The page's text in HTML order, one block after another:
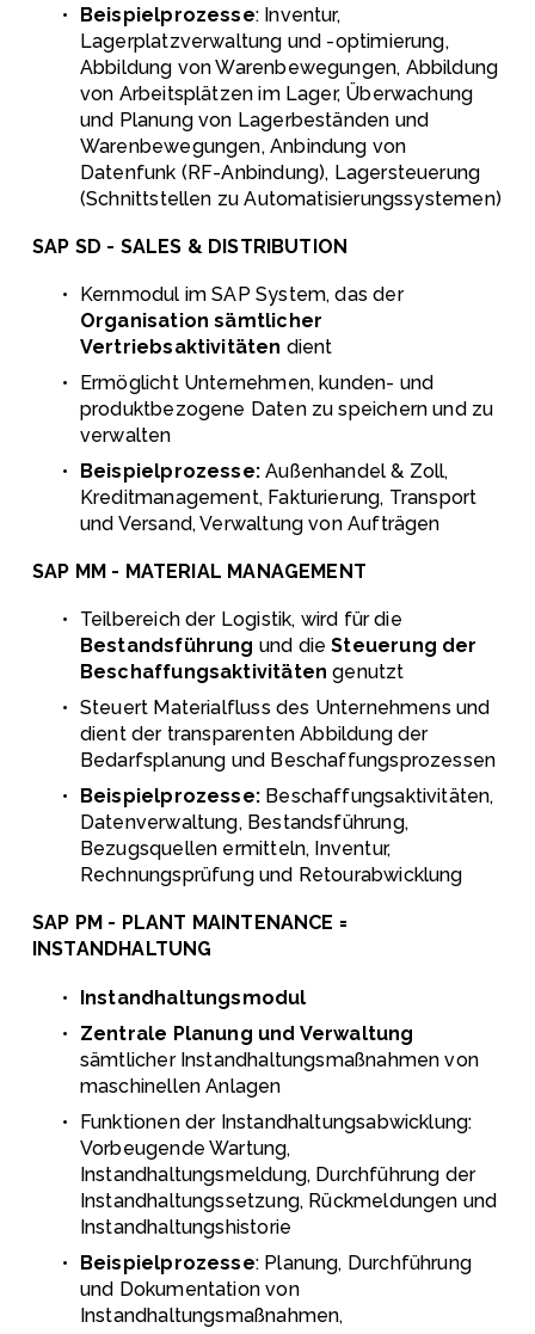
Beispielprozesse: Inventur,
Lagerplatzverwaltung und -optimierung,
Abbildung von Warenbewegungen, Abbildung
von Arbeitsplätzen im Lager, Überwachung
und Planung von Lagerbeständen und
Warenbewegungen, Anbindung von
Datenfunk (RF-Anbindung), Lagersteuerung
(Schnittstellen zu Automatisierungssystemen)
SAP SD - SALES & DISTRIBUTION
Kernmodul im SAP System, das der
Organisation sämtlicher
Vertriebsaktivitäten dient
Ermöglicht Unternehmen, kunden- und
produktbezogene Daten zu speichern und zu
verwalten
Beispielprozesse: Außenhandel & Zoll,
Kreditmanagement, Fakturierung, Transport
und Versand, Verwaltung von Aufträgen
SAP MM - MATERIAL MANAGEMENT
Bestandsführung und die Steuerung der
Beschaffungsaktivitäten genutzt
Steuert Materialfluss des Unternehmens und
dient der transparenten Abbildung der
Bedarfsplanung und Beschaffungsprozessen
Beispielprozesse: Beschaffungsaktivitäten,
Datenverwaltung, Bestandsführung,
Bezugsquellen ermitteln, Inventur,
Rechnungsprüfung und Retourabwicklung
SAP PM - PLANT MAINTENANCE =
INSTANDHALTUNG
Instandhaltungsmodul
Zentrale Planung und Verwaltung
sämtlicher Instandhaltungsmaßnahmen von
maschinellen Anlagen
Funktionen der Instandhaltungsabwicklung:
Vorbeugende Wartung,
Instandhaltungsmeldung, Durchführung der
Instandhaltungssetzung, Rückmeldungen und
Instandhaltungshistorie
Beispielprozesse: Planung, Durchführung
und Dokumentation von
Instandhaltungsmaßnahmen,